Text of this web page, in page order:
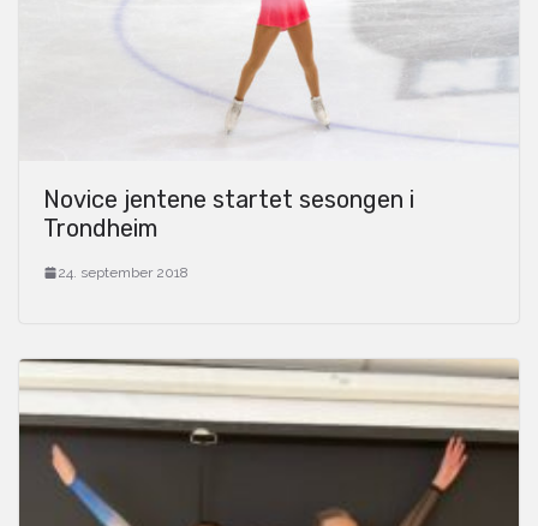
Novice jentene startet sesongen i
Trondheim
24. september 2018